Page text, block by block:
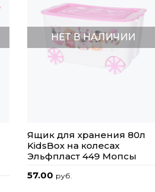
НЕТ В НАЛИЧИИ
Ящик для хранения 80л
KidsBox на колесах
Эльфпласт 449 Мопсы
57.00 руб.